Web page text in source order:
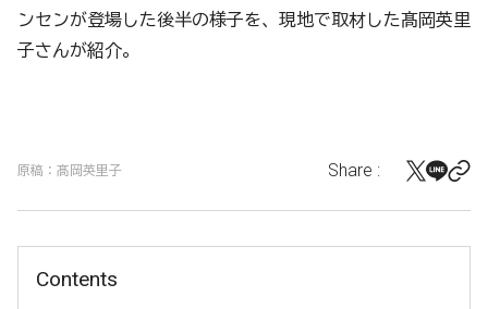
ンセンが登場した後半の様子を、現地で取材した髙岡英里
子さんが紹介。
原稿：髙岡英里子 Share :
Contents